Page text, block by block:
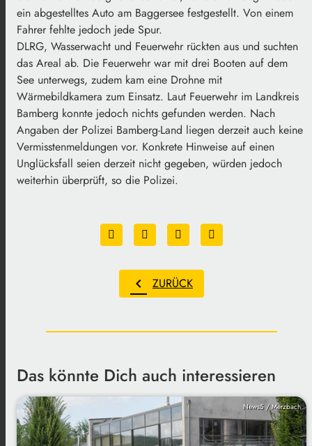
ein abgestelltes Auto am Baggersee festgestellt. Von einem
Fahrer fehlte jedoch jede Spur.
DLRG, Wasserwacht und Feuerwehr rückten aus und suchten
das Areal ab. Die Feuerwehr war mit drei Booten auf dem
See unterwegs, zudem kam eine Drohne mit
Wärmebildkamera zum Einsatz. Laut Feuerwehr im Landkreis
Bamberg konnte jedoch nichts gefunden werden. Nach
Angaben der Polizei Bamberg-Land liegen derzeit auch keine
Vermisstenmeldungen vor. Konkrete Hinweise auf einen
Unglücksfall seien derzeit nicht gegeben, würden jedoch
weiterhin überprüft, so die Polizei.
chevron_left ZURÜCK
Das könnte Dich auch interessieren
News5 / Merzbach